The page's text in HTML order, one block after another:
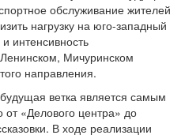
обслуживание жителей
нагрузку на юго-западный
интенсивность
Мичуринском
направления.
ветка является самым
«Делового центра» до
В ходе реализации